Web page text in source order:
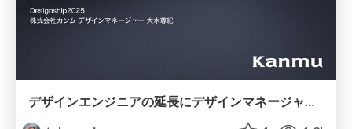
デザインエンジニアの延長にデザインマネージャーとしての可能性を探る